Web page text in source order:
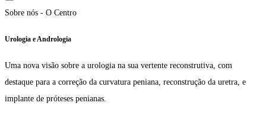
Sobre nós - O Centro
Urologia e Andrologia
Uma nova visão sobre a urologia na sua vertente reconstrutiva, com
destaque para a correção da curvatura peniana, reconstrução da uretra, e
implante de próteses penianas.